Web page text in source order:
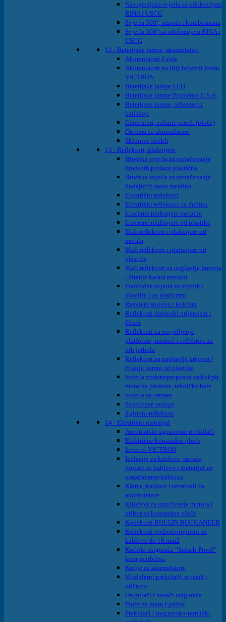
Navigacijska svjetla sa odobrenjem
RINA I USCG
Svjetla 360°, stupići i kombinirana
Svjetla 360° sa odobrenjem RINA i
USCG
12 - Baterijske lampe, akumulatori
Akumulatori Exide
Akumulatori na litij željezni fosfat
VICTRON
Baterijske lampe LED
Baterijske lampe Princeton U.S.A.
Baterijske lampe, reflektori i
batiskop
Generatori, solarni paneli (ploče)
Oprema za akumulatore
Sklopivi bicikli
13 - Reflektori, plafonjere
Brodska svjetla za označavanje
brodskih prolaza plastična
Brodska svjetla za označavanje
hodajućih staza metalna
Električni reflektori
Električni reflektori za dubinu
Linearne plafonjere metalne
Linerane plafonjere od plastike
Mali reflektori i plafonjere od
metala
Mali reflektori i plafonjere od
plastike
Mali reflektori za uzglavlje kreveta
/ čitanje karata metalni
Podvodna svjetla za stijenku
plovilia i za platformu
Rasvjeta stolova i kokpita
Reflektori dubinski prijenosni i
fiksni
Reflektori za osvjetljenje
platforme; mostići i reflektori za
vrh jarbola
Reflektori za uzglavlje kreveta /
čitanje karata od plastike
Svjetla vodonepropusna za kokpit,
motorne prostore, tehničke hale
Svjetla za ormare
Svjetlosne poluge
Zglobni reflektori
14 - Električni materijal
Automatski sigrunosni prekidači
Električne komandne ploče
Inverter VICTRON
Izolacije za kablove, spirale,
prolazi za kablove i materijal za
označavanje kablova
Kleme, kablovi i terminali za
akumulatore
Ključevi za upućivanje motora i
pribor za komandne ploče
Konektori BULGIN BUCCANEER
Konektori vodonepropusni za
kablove do 10 mm2
Kučišta osigurača “Splash-Proof”
komponibilna.
Kutije za akumulatore
Modularni prekidači, utikači i
utičnice
Osigurači i nosači osigurača
Ploče za masu i pribor
Prekidači i magnetsko-termički